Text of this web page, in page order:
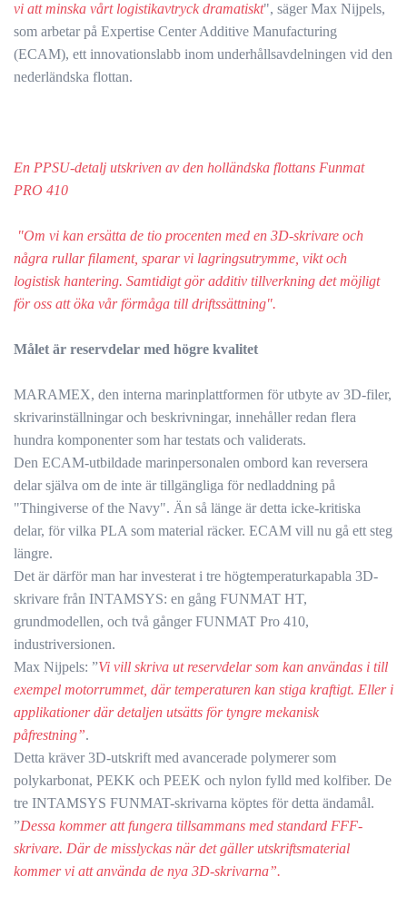
vi att minska vårt logistikavtryck dramatiskt", säger Max Nijpels,
som arbetar på Expertise Center Additive Manufacturing
(ECAM), ett innovationslabb inom underhållsavdelningen vid den
nederländska flottan.
En PPSU-detalj utskriven av den holländska flottans Funmat
PRO 410
"Om vi kan ersätta de tio procenten med en 3D-skrivare och
några rullar filament, sparar vi lagringsutrymme, vikt och
logistisk hantering. Samtidigt gör additiv tillverkning det möjligt
för oss att öka vår förmåga till driftssättning".
Målet är reservdelar med högre kvalitet
MARAMEX, den interna marinplattformen för utbyte av 3D-filer,
skrivarinställningar och beskrivningar, innehåller redan flera
hundra komponenter som har testats och validerats.
Den ECAM-utbildade marinpersonalen ombord kan reversera
delar själva om de inte är tillgängliga för nedladdning på
"Thingiverse of the Navy". Än så länge är detta icke-kritiska
delar, för vilka PLA som material räcker. ECAM vill nu gå ett steg
längre.
Det är därför man har investerat i tre högtemperaturkapabla 3D-
skrivare från INTAMSYS: en gång FUNMAT HT,
grundmodellen, och två gånger FUNMAT Pro 410,
industriversionen.
Max Nijpels: ”Vi vill skriva ut reservdelar som kan användas i till
exempel motorrummet, där temperaturen kan stiga kraftigt. Eller i
applikationer där detaljen utsätts för tyngre mekanisk
påfrestning”.
Detta kräver 3D-utskrift med avancerade polymerer som
polykarbonat, PEKK och PEEK och nylon fylld med kolfiber. De
tre INTAMSYS FUNMAT-skrivarna köptes för detta ändamål.
”Dessa kommer att fungera tillsammans med standard FFF-
skrivare. Där de misslyckas när det gäller utskriftsmaterial
kommer vi att använda de nya 3D-skrivarna”.